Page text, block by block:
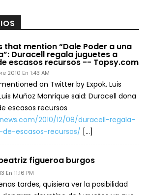
that mention “Dale Poder a una
Duracell regala juguetes a
escasos recursos -- Topsy.com
2010 En 1:43 AM
on Twitter by Expok, Luis
Muñoz Manrique said: Duracell dona
escasos recursos
2010/12/08/duracell-regala-
escasos-recursos/ […]
figueroa burgos
En 11:16 PM
tardes, quisiera ver la posibilidad